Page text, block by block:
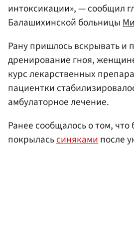
интоксикации», — сообщил
Балашихинской больницы
Рану пришлось вскрывать и
дренирование гноя,
курс лекарственных
пациентки
амбулаторное лечение.
Ранее сообщалось о том, что
покрыласьсинякамипосле